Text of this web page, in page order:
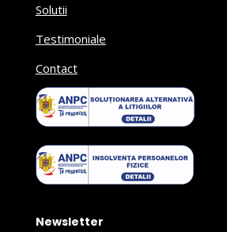
Solutii
Testimoniale
Contact
Newsletter